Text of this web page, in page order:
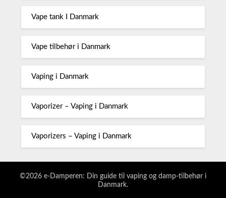
Vape tank I Danmark
Vape tilbehør i Danmark
Vaping i Danmark
Vaporizer – Vaping i Danmark
Vaporizers – Vaping i Danmark
©2026 e-Damperen: Din guide til vaping og damp-tilbehør i
Danmark.